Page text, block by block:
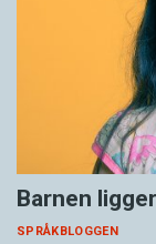
Barnen
SPRÅKBLOGGEN